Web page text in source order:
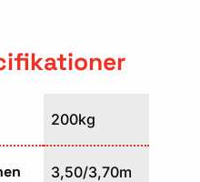
200kg
3,50/3,70m